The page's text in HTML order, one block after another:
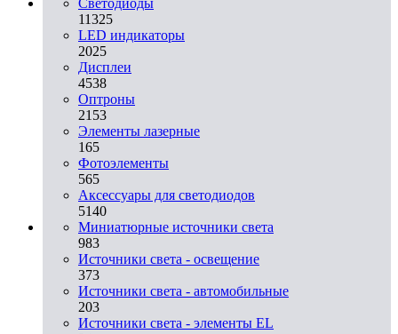
11325
LED индикаторы
2025
Дисплеи
4538
Оптроны
2153
Элементы лазерные
165
Фотоэлементы
565
Аксессуары для светодиодов
5140
Миниатюрные источники света
983
Источники света - освещение
373
Источники света - автомобильные
203
Источники света - элементы EL